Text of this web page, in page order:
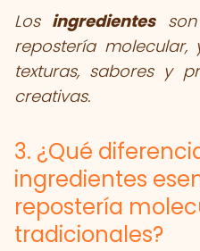
Los ingredientesson
repostería
texturas, sabores y
creativas.
3. ¿Qué
ingredientes
repostería
tradicionales?